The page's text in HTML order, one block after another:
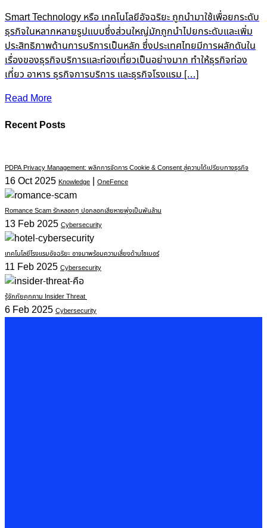
Smart Technology หรือ เทคโนโลยีอัจฉริยะ ถูกนำมาใช้เพื่อยกระดับ
ธุรกิจในหลากหลายรูปแบบซึ่งส่วนใหญ่มักถูกนำไปยกระดับและเพิ่ม
ประสิทธิภาพด้านการบริการเป็นหลัก ซึ่งประเทศไทยมีการผลักดันใน
เรื่องของธุรกิจบริการและท่องเที่ยวเป็นอย่างมาก ทำให้ธุรกิจท่อง
เที่ยว อาหาร ธุรกิจการบริการ และธุรกิจโรงแรม […]
Read More
Recent Posts
PDPA Privacy Management: พลิกการจัดการ Cookie & Consent สู่ความได้เปรียบทางธุรกิจ
16 Oct 2025 Knowledge | OneFence
Romance Scam รักหลอกๆ ปอกลอกเสียหายพุ่งเป็นพันล้าน
13 Feb 2025 Cybersecurity
เทคโนโลยีโรงแรมอัจฉริยะ อาจมาพร้อมความเสี่ยงด้านไซเบอร์
11 Feb 2025 Cybersecurity
รู้จักภัยคุกคาม Insider Threat
6 Feb 2025 Cybersecurity